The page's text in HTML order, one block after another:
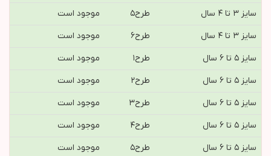
سایز ۳ تا ۴ سال
طرح٥
موجود است
سایز ۳ تا ۴ سال
طرح۶
موجود است
سایز ۵ تا ۶ سال
طرح١
موجود است
سایز ۵ تا ۶ سال
طرح٢
موجود است
سایز ۵ تا ۶ سال
طرح٣
موجود است
سایز ۵ تا ۶ سال
طرح٤
موجود است
سایز ۵ تا ۶ سال
طرح٥
موجود است